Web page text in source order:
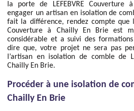
la porte de LEFEBVRE
engager un artisan en isolation de
fait la différence, rendez compte que
Couverture à Chailly En Brie est
considérable et a suivi des
dire que, votre projet ne sera pas
l’artisan en isolation de comble de
Chailly En Brie.
Procéder à une isolation de
Chailly En Brie